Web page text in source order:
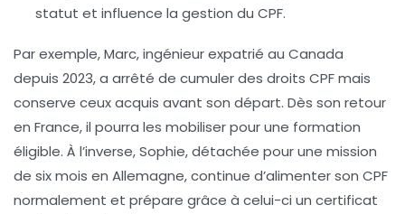
statut et influence la gestion du CPF.
Par exemple, Marc, ingénieur expatrié au Canada
depuis 2023, a arrêté de cumuler des droits CPF mais
conserve ceux acquis avant son départ. Dès son retour
en France, il pourra les mobiliser pour une formation
éligible. À l’inverse, Sophie, détachée pour une mission
de six mois en Allemagne, continue d’alimenter son CPF
normalement et prépare grâce à celui-ci un certificat